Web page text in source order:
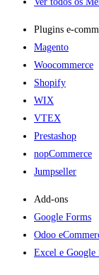
Plugins e-
Magento
Woocommerce
Shopify
WIX
VTEX
Prestashop
nopCommerce
Jumpseller
Add-ons​
Google Forms
Odoo
Excel e Google